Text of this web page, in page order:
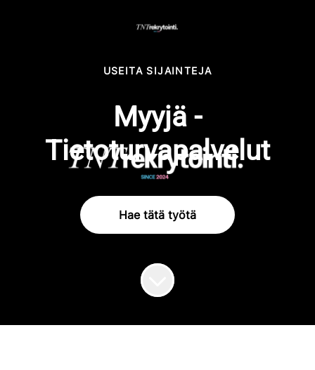
USEITA SIJAINTEJA
Myyjä -
Tietoturvapalvelut
Hae tätä työtä